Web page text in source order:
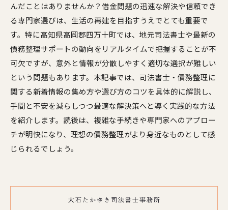
んだことはありませんか？借金問題の迅速な解決や信頼でき
る専門家選びは、生活の再建を目指すうえでとても重要で
す。特に高知県高岡郡四万十町では、地元司法書士や最新の
債務整理サポートの動向をリアルタイムで把握することが不
可欠ですが、意外と情報が分散しやすく適切な選択が難しい
という問題もあります。本記事では、司法書士・債務整理に
関する新着情報の集め方や選び方のコツを具体的に解説し、
手間と不安を減らしつつ最適な解決策へと導く実践的な方法
を紹介します。読後は、複雑な手続きや専門家へのアプロー
チが明快になり、理想の債務整理がより身近なものとして感
じられるでしょう。